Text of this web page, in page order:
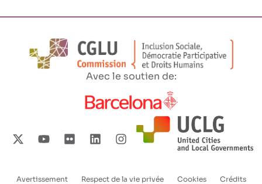
Avec le soutien de:
Avertissement Respect de la vie privée Cookies Crédits